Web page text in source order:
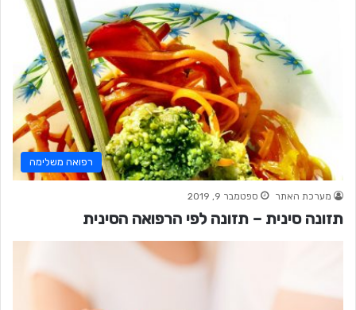
רפואה משלימה
מערכת האתר ספטמבר 9, 2019
תזונה סינית – תזונה לפי הרפואה הסינית